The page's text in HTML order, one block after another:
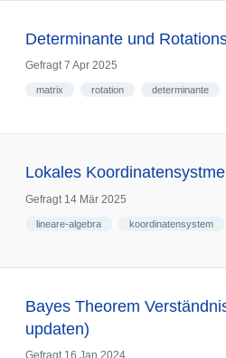
Determinante und
Gefragt 7 Apr 2025
matrix rotation determinante
Lokales
Gefragt 14 Mär 2025
lineare-algebra koordinatensystem
Bayes Theorem
updaten)
Gefragt 16 Jan 2024